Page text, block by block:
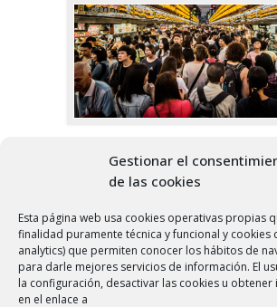
Gestionar el
de las cookies
Esta página web usa cookies operativas propias
finalidad puramente técnica y funcional y cookies
analytics) que permiten conocer los hábitos de
para darle mejores servicios de información. El
la configuración, desactivar las cookies u
en el enlace a
Día Mundial
la Población
calor-erbi
Blog
Sin comentarios
El Programa de Naciones Unidas